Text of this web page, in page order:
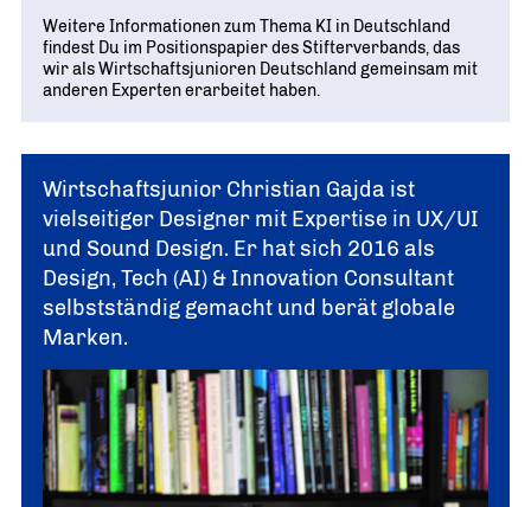
Weitere Informationen zum Thema KI in Deutschland
findest Du im Positionspapier des Stifterverbands, das
wir als Wirtschaftsjunioren Deutschland gemeinsam mit
anderen Experten erarbeitet haben.
Wirtschaftsjunior Christian Gajda ist
vielseitiger Designer mit Expertise in UX/UI
und Sound Design. Er hat sich 2016 als
Design, Tech (AI) & Innovation Consultant
selbstständig gemacht und berät globale
Marken.